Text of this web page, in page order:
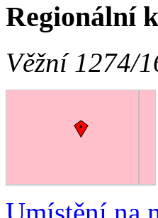
Regionální
Věžní 1274/